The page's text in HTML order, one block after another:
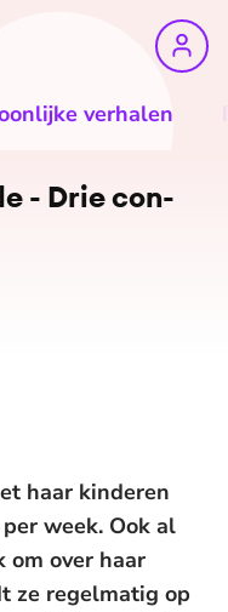
verhalen
de Vries Bron: armoedefonds
- Drie con­
haar kinderen
week. Ook al
over haar
ze regelmatig op